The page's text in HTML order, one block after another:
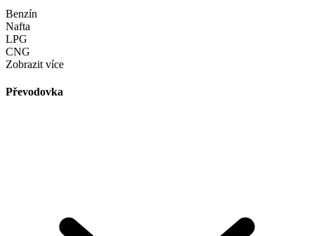
Benzín
Nafta
LPG
CNG
Zobrazit více
Převodovka